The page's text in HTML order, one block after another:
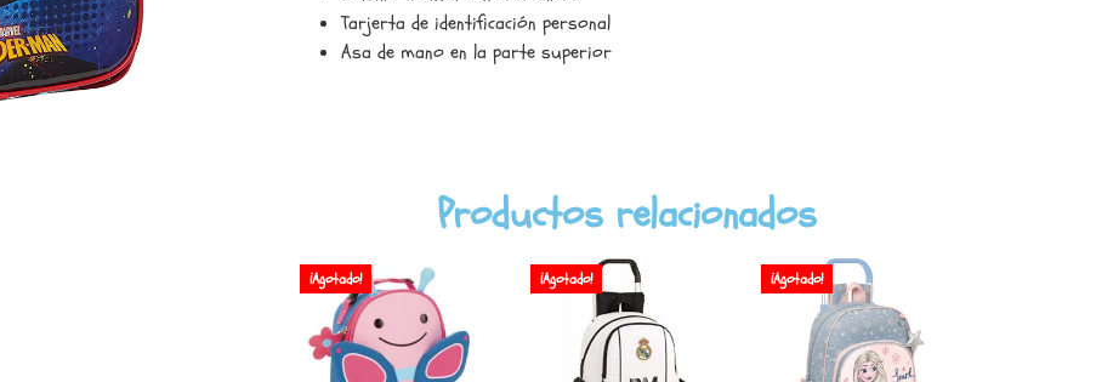
Tarjerta de identificación personal
Asa de mano en la parte superior
Productos relacionados
¡Agotado! ¡Agotado! ¡Agotado!